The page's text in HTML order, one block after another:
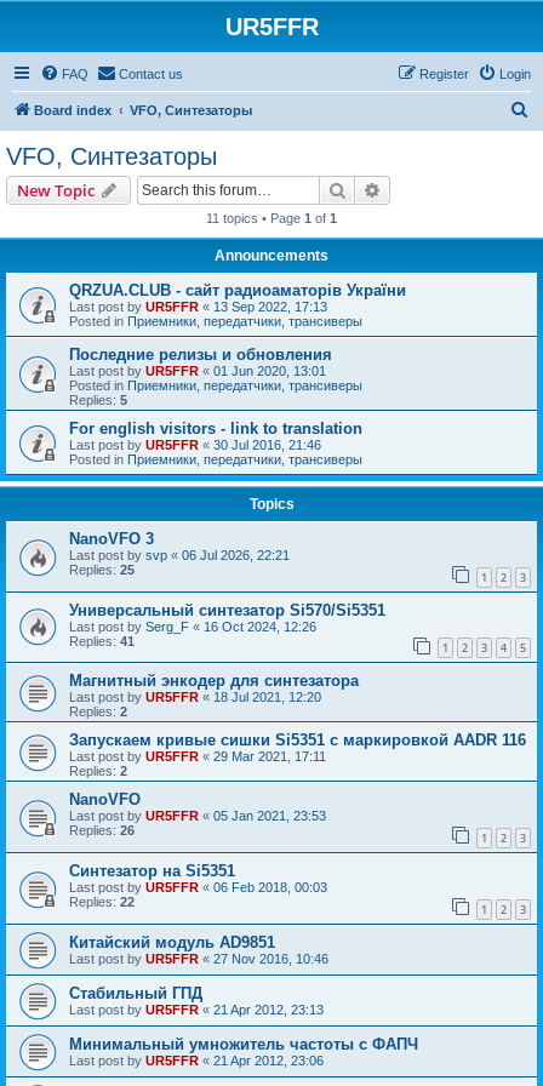
UR5FFR
FAQ Contact us Login
Register
Board index VFO, Синтезаторы
VFO, Синтезаторы
New Topic Search
11 topics • Page 1 of 1
Announcements
QRZUA.CLUB - сайт радиоаматорів України
Last post by UR5FFR « 13 Sep 2022, 17:13
Posted in Приемники, передатчики, трансиверы
Последние релизы и обновления
Last post by UR5FFR « 01 Jun 2020, 13:01
Posted in Приемники, передатчики, трансиверы
Replies: 5
For english visitors - link to translation
Last post by UR5FFR « 30 Jul 2016, 21:46
Posted in Приемники, передатчики, трансиверы
Topics
NanoVFO 3
Last post by svp « 06 Jul 2026, 22:21
Replies: 25 1 2 3
Универсальный синтезатор Si570/Si5351
Last post by Serg_F « 16 Oct 2024, 12:26
Replies: 41 1 2 3 4 5
Магнитный энкодер для синтезатора
Last post by UR5FFR « 18 Jul 2021, 12:20
Replies: 2
Запускаем кривые сишки Si5351 с маркировкой AADR 116
Last post by UR5FFR « 29 Mar 2021, 17:11
Replies: 2
NanoVFO
Last post by UR5FFR « 05 Jan 2021, 23:53
Replies: 26 1 2 3
Синтезатор на Si5351
Last post by UR5FFR « 06 Feb 2018, 00:03
Replies: 22 1 2 3
Китайский модуль AD9851
Last post by UR5FFR « 27 Nov 2016, 10:46
Стабильный ГПД
Last post by UR5FFR « 21 Apr 2012, 23:13
Минимальный умножитель частоты с ФАПЧ
Last post by UR5FFR « 21 Apr 2012, 23:06